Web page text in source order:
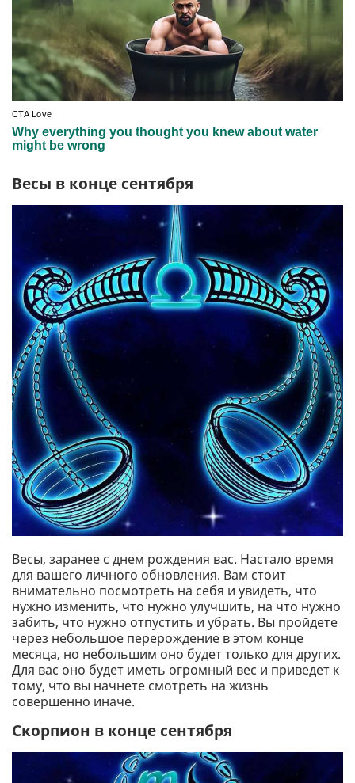
Весы в конце сентября
Весы, заранее с днем рождения вас. Настало время
для вашего личного обновления. Вам стоит
внимательно посмотреть на себя и увидеть, что
нужно изменить, что нужно улучшить, на что нужно
забить, что нужно отпустить и убрать. Вы пройдете
через небольшое перерождение в этом конце
месяца, но небольшим оно будет только для других.
Для вас оно будет иметь огромный вес и приведет к
тому, что вы начнете смотреть на жизнь
совершенно иначе.
Скорпион в конце сентября